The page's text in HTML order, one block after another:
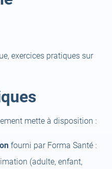
exercices pratiques sur
mette à disposition :
fourni par Forma Santé :
(adulte, enfant,